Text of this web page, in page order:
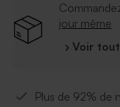
jour même
› Voir
Plus de 92% de